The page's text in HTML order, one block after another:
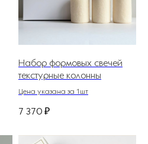
Набор формовых свечей
текстурные колонны
Цена указана за 1шт
7 370 ₽